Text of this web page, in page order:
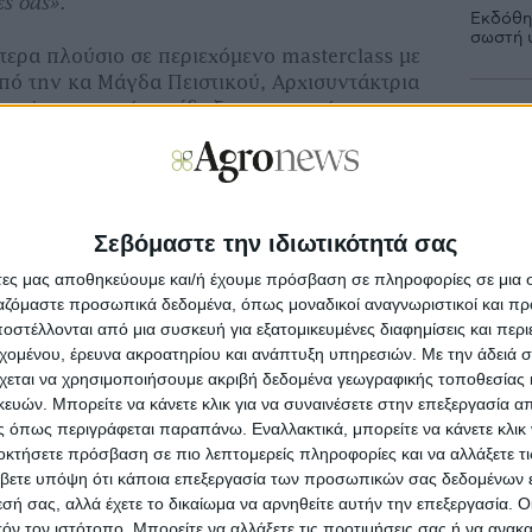
Σεβόμαστε την ιδιωτικότητά σας
μας αποθηκεύουμε και/ή έχουμε πρόσβαση σε πληροφορίες σε
προσωπικά δεδομένα, όπως μοναδικοί αναγνωριστικοί και
από μια συσκευή για εξατομικευμένες διαφημίσεις και
έρευνα ακροατηρίου και ανάπτυξη υπηρεσιών. Με την άδειά
να χρησιμοποιήσουμε ακριβή δεδομένα γεωγραφικής τοποθεσίας
Μπορείτε να κάνετε κλικ για να συναινέσετε στην επεξεργασία
περιγράφεται παραπάνω. Εναλλακτικά, μπορείτε να κάνετε κλικ
πρόσβαση σε πιο λεπτομερείς πληροφορίες και να αλλάξετε
υπόψη ότι κάποια επεξεργασία των προσωπικών σας δεδομένων
σας, αλλά έχετε το δικαίωμα να αρνηθείτε αυτήν την επεξεργασία.
πλούσιο σε περιεχόμενο masterclass με
την κα Μάγδα Πειστικού, Αρχισυντάκτρια
, το οποίο ανέδειξε τη σημασία της
στρατηγικής επικοινωνίας.
speaker) της ημέρας ήταν ο κ.
και Ιδιοκτήτης της ζυθοποιίας ΝΗΣΟΣ
Συνέλευσης του Οργανισμού Νέα Γεωργία Νέα
μια συναρπαστική ομιλία ανέπτυξε πώς η
χρήσιμη στην επιχειρηματικότητα και
και καινοτόμων πρακτικών.
εκδήλωση πραγματοποίησε και η κα.
Assistant Professor , Department
μέρους τουRutgersUniversity, το οποίο
και στρατηγικός σύμβουλος
του αντίστοιχου προγράμματος που
για σχεδόν τρεις δεκαετίες.
σωστή
Οι